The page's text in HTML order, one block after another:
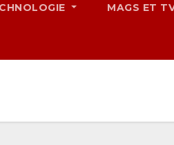
MAGS ET